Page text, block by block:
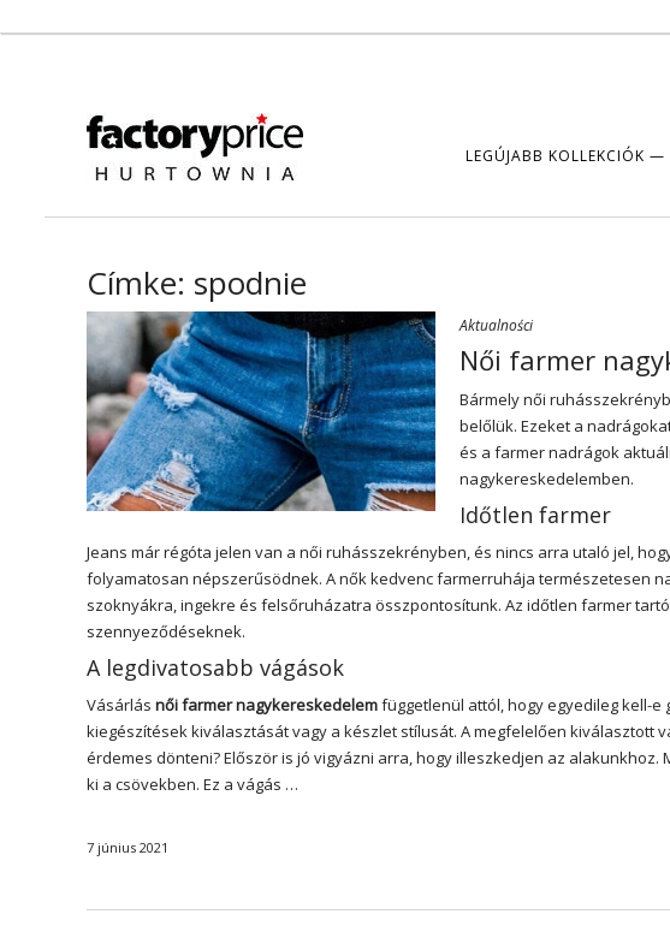
LEGÚJABB KOLLEKCIÓK —
Címke: spodnie
Aktualności
Női farmer
Bármely női
belőlük. Ezeket a
és a farmer nadrágok
nagykereskedelemben.
Időtlen farmer
Jeans már régóta jelen van a női ruhásszekrényben, és nincs arra utaló jel,
folyamatosan népszerűsödnek. A nők kedvenc farmerruhája természetesen
szoknyákra, ingekre és felsőruházatra összpontosítunk. Az időtlen farmer
szennyeződéseknek.
A legdivatosabb vágások
Vásárlás női farmer nagykereskedelemfüggetlenül attól, hogy egyedileg kell-
kiegészítések kiválasztását vagy a készlet stílusát. A megfelelően
érdemes dönteni? Először is jó vigyázni arra, hogy illeszkedjen az
ki a csövekben. Ez a vágás …
7 június 2021